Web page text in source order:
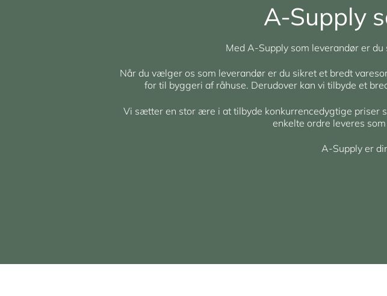
A-Supply
Med A-Supply som leverandør er
Når du vælger os som leverandør er du sikret et bredt
for til byggeri af råhuse. Derudover kan vi tilbyde et
Vi sætter en stor ære i at tilbyde konkurrencedygtige priser
enkelte ordre leveres
A-Supply er